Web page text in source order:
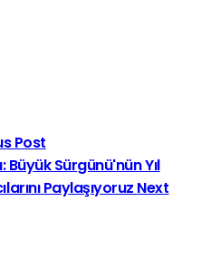
Post
Büyük Sürgünü'nün Yıl
Paylaşıyoruz Next